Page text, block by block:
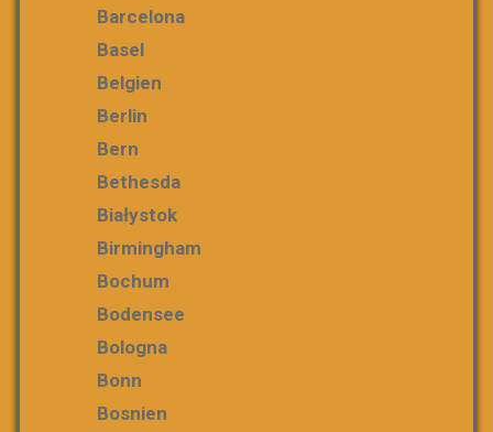
Barcelona
Basel
Belgien
Berlin
Bern
Bethesda
Białystok
Birmingham
Bochum
Bodensee
Bologna
Bonn
Bosnien